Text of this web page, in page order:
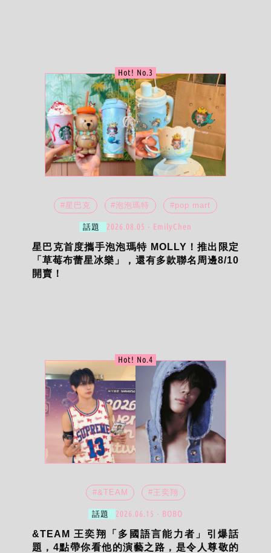
Hot! No.3
#星巴克 #泡泡瑪特 #pop mart
話題 2026.08.05 ‧ EmilyChen
星巴克首度攜手泡泡瑪特 MOLLY！推出限定
「草莓布蕾星冰樂」，還有多款聯名周邊8/10
開賣！
Hot! No.4
#&TEAM #王奕翔
話題 2026.06.15 ‧ BOBO
&TEAM 王奕翔「多國語言能力者」引爆話
題，4點帶你看他的演藝之路，是令人尊敬的